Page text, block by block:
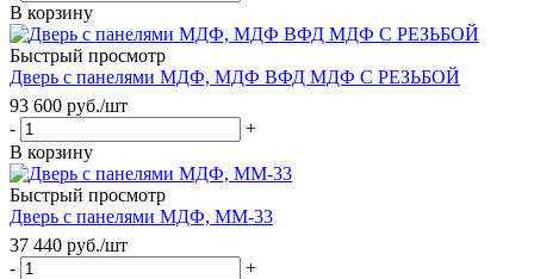
В корзину
Быстрый просмотр
Дверь с панелями МДФ, МДФ ВФД МДФ С РЕЗЬБОЙ
93 600 руб./шт
-
+
В корзину
Быстрый просмотр
Дверь с панелями МДФ, ММ-33
37 440 руб./шт
-
+